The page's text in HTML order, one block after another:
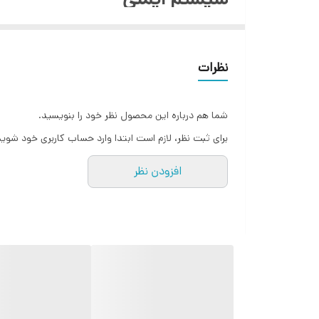
سایر توضیحات
جنس المنت استیل ۲۰۲ محافظت در برابر سوختگی
کیفیت بسیار عالی
نظرات
شما هم درباره این محصول نظر خود را بنویسید.
برای ثبت نظر، لازم است ابتدا وارد حساب کاربری خود
افزودن نظر